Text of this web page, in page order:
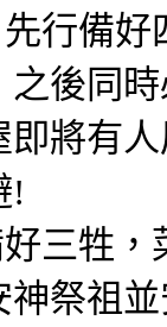
行備
之後同
即將有
!
三牲
祭祖